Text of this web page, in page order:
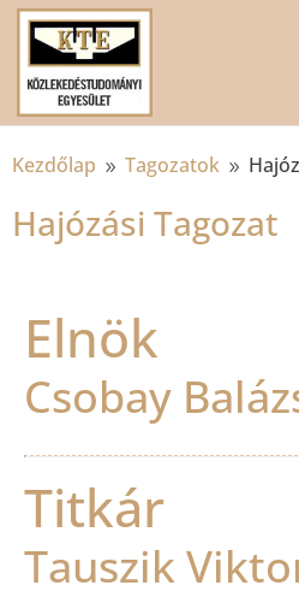
Kezdőlap 9 Tagozatok 9
Hajózási Tagozat
Elnök
Csobay
Titkár
Tauszik